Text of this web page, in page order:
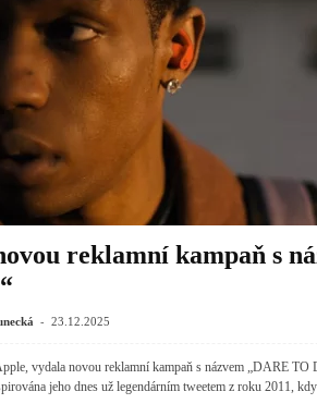
reklamní kampaň s
- 23.12.2025
vydala novou reklamní kampaň s názvem „DARE
jeho dnes už legendárním tweetem z roku 2011,